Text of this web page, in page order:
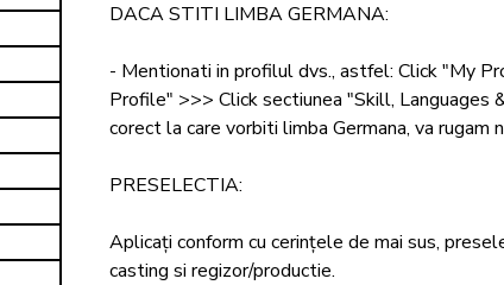
DACA STITI LIMBA GERMANA:
- Mentionati in profilul dvs., astfel: Click "My
Profile" >>> Click sectiunea "Skill, Languages
corect la care vorbiti limba Germana, va rugam
PRESELECTIA:
Aplicați conform cu cerințele de mai sus,
casting si regizor/productie.